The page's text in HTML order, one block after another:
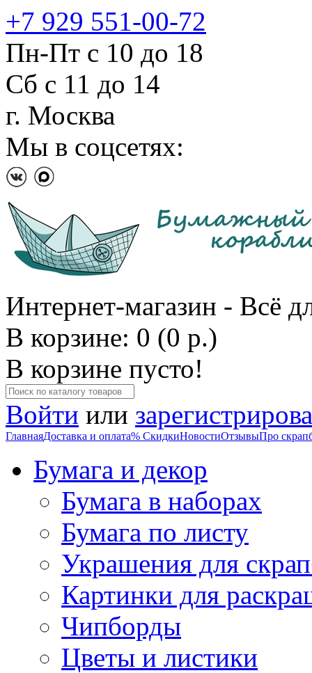
+7 929 551-00-72
Пн-Пт с 10 до 18
Сб с 11 до 14
г. Москва
Мы в соцсетях:
Интернет-магазин - Всё
В корзине: 0 (0 р.)
В корзине пусто!
Войти или
ГлавнаяДоставка и оплата% СкидкиНовостиОтзывыПро
Бумага и декор
Бумага в наборах
Бумага по листу
Украшения для
Картинки для
Чипборды
Цветы и листики